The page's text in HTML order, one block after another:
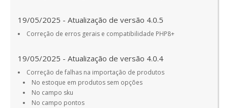
19/05/2025 - Atualização de versão 4.0.5
Correção de erros gerais e compatibilidade PHP8+
19/05/2025 - Atualização de versão 4.0.4
Correção de falhas na importação de produtos
No estoque em produtos sem opções
No campo sku
No campo pontos